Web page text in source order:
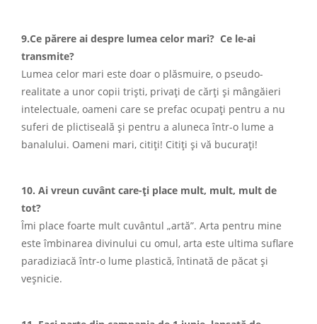
9.Ce părere ai despre lumea celor mari? Ce le-ai
transmite?
Lumea celor mari este doar o plăsmuire, o pseudo-
realitate a unor copii triști, privați de cărți și mângăieri
intelectuale, oameni care se prefac ocupați pentru a nu
suferi de plictiseală și pentru a aluneca într-o lume a
banalului. Oameni mari, citiți! Citiți și vă bucurați!
10. Ai vreun cuvânt care-ți place mult, mult, mult de
tot?
Îmi place foarte mult cuvântul „artă”. Arta pentru mine
este îmbinarea divinului cu omul, arta este ultima suflare
paradiziacă într-o lume plastică, întinată de păcat și
veșnicie.